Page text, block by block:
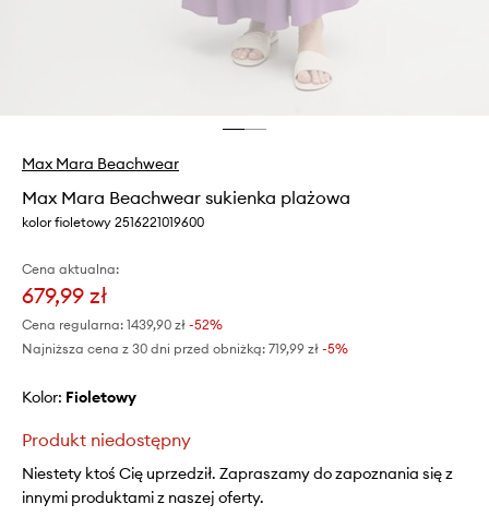
Max Mara Beachwear
Max Mara Beachwear sukienka plażowa
kolor fioletowy 2516221019600
Cena aktualna:
679,99 zł
Cena regularna: 1439,90 zł -52%
Najniższa cena z 30 dni przed obniżką: 719,99 zł -5%
Kolor: fioletowy
Produkt niedostępny
Niestety ktoś Cię uprzedził. Zapraszamy do zapoznania się z
innymi produktami z naszej oferty.